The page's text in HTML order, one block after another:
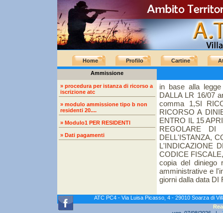
Home Profilo Cartine
Ammissione
» procedura per istanza di ricorso a
iscrizione atc
» modulo ammissione tipo b non
residenti 20....
» Modulo1 PER RESIDENTI
» Dati pagamenti
in base alla
DALLA LR 16/07
comma 1,SI
RICORSO A
ENTRO IL 15
REGOLARE DI
DELL'ISTANZA,
L'INDICAZIONE
CODICE
copia del diniego
amministrative e
giorni dalla data DI
ATC PC4 - Via Luisa Picasso, 4 - 29010 Soarza di